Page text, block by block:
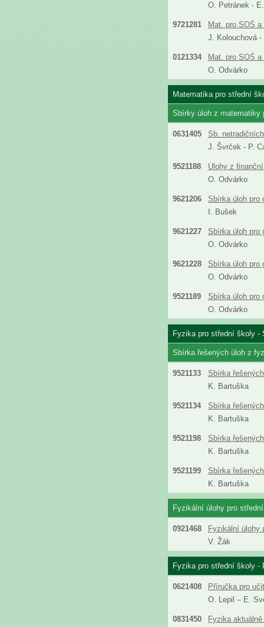
O. Petránek -
9721281
Mat. pro SOŠ
J. Kolouchová -
0121334
Mat. pro SOŠ
O. Odvárko
Matematika pro střední
Sbírky úloh z matematiky
0631405
Sb.
J. Švrček - P.
9521188
Úlohy z
O. Odvárko
9621206
Sbírka úloh pro
I. Bušek
9621227
Sbírka úloh pro
O. Odvárko
9621228
Sbírka úloh pro
O. Odvárko
9521189
Sbírka úloh pro
O. Odvárko
Fyzika pro střední školy -
Sbírka řešených úloh z
9521133
Sbírka
K. Bartuška
9521134
Sbírka
K. Bartuška
9521198
Sbírka
K. Bartuška
9521199
Sbírka
K. Bartuška
Fyzikální úlohy pro
0921468
Fyzikální úlohy
V. Žák
Fyzika pro střední školy -
0621408
Příručka pro
O. Lepil – E.
0831450
Fyzika